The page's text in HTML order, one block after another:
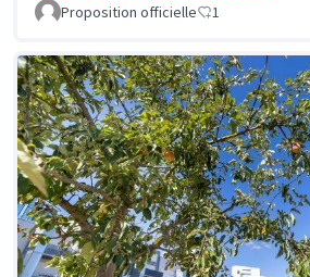
Proposition officielle 1